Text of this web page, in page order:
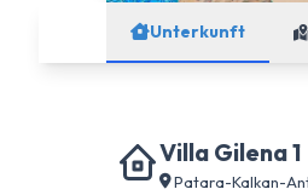
Unterkunft
Villa Gilena 1
Patara-Kalkan-